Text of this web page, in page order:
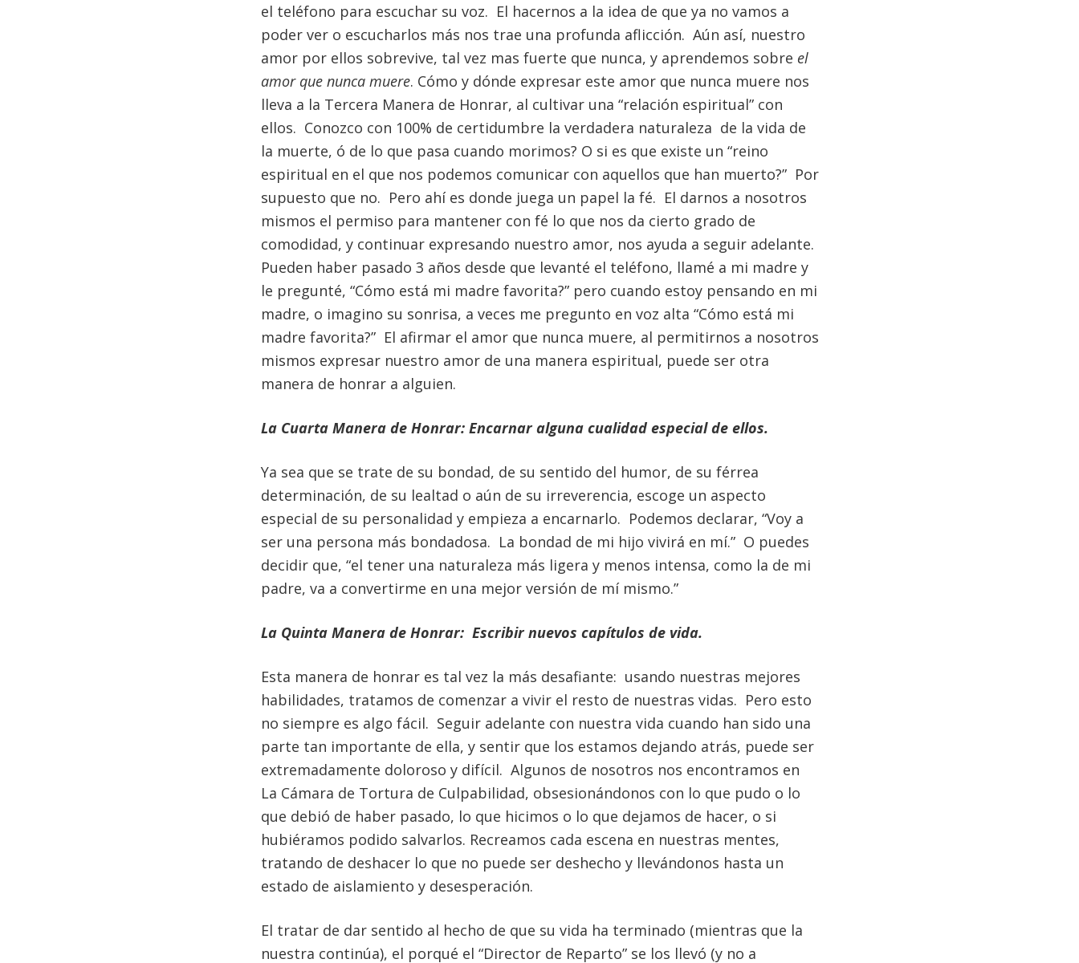
el teléfono para escuchar su voz. El hacernos a la idea de que ya no vamos a
poder ver o escucharlos más nos trae una profunda aflicción. Aún así, nuestro
amor por ellos sobrevive, tal vez mas fuerte que nunca, y aprendemos sobre el
amor que nunca muere. Cómo y dónde expresar este amor que nunca muere nos
lleva a la Tercera Manera de Honrar, al cultivar una “relación espiritual” con
ellos. Conozco con 100% de certidumbre la verdadera naturaleza de la vida de
la muerte, ó de lo que pasa cuando morimos? O si es que existe un “reino
espiritual en el que nos podemos comunicar con aquellos que han muerto?” Por
supuesto que no. Pero ahí es donde juega un papel la fé. El darnos a nosotros
mismos el permiso para mantener con fé lo que nos da cierto grado de
comodidad, y continuar expresando nuestro amor, nos ayuda a seguir adelante.
Pueden haber pasado 3 años desde que levanté el teléfono, llamé a mi madre y
le pregunté, “Cómo está mi madre favorita?” pero cuando estoy pensando en mi
madre, o imagino su sonrisa, a veces me pregunto en voz alta “Cómo está mi
madre favorita?” El afirmar el amor que nunca muere, al permitirnos a nosotros
mismos expresar nuestro amor de una manera espiritual, puede ser otra
manera de honrar a alguien.
La Cuarta Manera de Honrar: Encarnar alguna cualidad especial de ellos.
Ya sea que se trate de su bondad, de su sentido del humor, de su férrea
determinación, de su lealtad o aún de su irreverencia, escoge un aspecto
especial de su personalidad y empieza a encarnarlo. Podemos declarar, “Voy a
ser una persona más bondadosa. La bondad de mi hijo vivirá en mí.” O puedes
decidir que, “el tener una naturaleza más ligera y menos intensa, como la de mi
padre, va a convertirme en una mejor versión de mí mismo.”
La Quinta Manera de Honrar: Escribir nuevos capítulos de vida.
Esta manera de honrar es tal vez la más desafiante: usando nuestras mejores
habilidades, tratamos de comenzar a vivir el resto de nuestras vidas. Pero esto
no siempre es algo fácil. Seguir adelante con nuestra vida cuando han sido una
parte tan importante de ella, y sentir que los estamos dejando atrás, puede ser
extremadamente doloroso y difícil. Algunos de nosotros nos encontramos en
La Cámara de Tortura de Culpabilidad, obsesionándonos con lo que pudo o lo
que debió de haber pasado, lo que hicimos o lo que dejamos de hacer, o si
hubiéramos podido salvarlos. Recreamos cada escena en nuestras mentes,
tratando de deshacer lo que no puede ser deshecho y llevándonos hasta un
estado de aislamiento y desesperación.
El tratar de dar sentido al hecho de que su vida ha terminado (mientras que la
nuestra continúa), el porqué el “Director de Reparto” se los llevó (y no a